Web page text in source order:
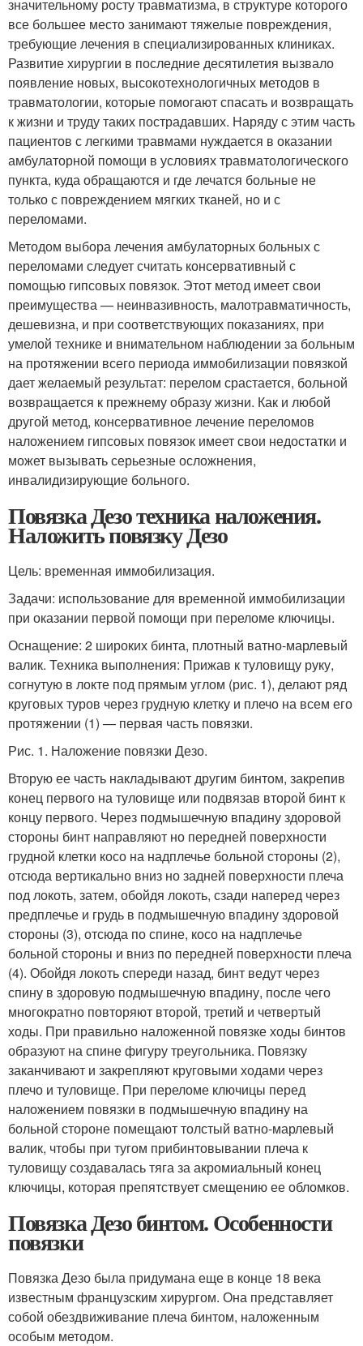
значительному росту травматизма, в структуре которого
все большее место занимают тяжелые повреждения,
требующие лечения в специализированных клиниках.
Развитие хирургии в последние десятилетия вызвало
появление новых, высокотехнологичных методов в
травматологии, которые помогают спасать и возвращать
к жизни и труду таких пострадавших. Наряду с этим часть
пациентов с легкими травмами нуждается в оказании
амбулаторной помощи в условиях травматологического
пункта, куда обращаются и где лечатся больные не
только с повреждением мягких тканей, но и с
переломами.
Методом выбора лечения амбулаторных больных с
переломами следует считать консервативный с
помощью гипсовых повязок. Этот метод имеет свои
преимущества — неинвазивность, малотравматичность,
дешевизна, и при соответствующих показаниях, при
умелой технике и внимательном наблюдении за больным
на протяжении всего периода иммобилизации повязкой
дает желаемый результат: перелом срастается, больной
возвращается к прежнему образу жизни. Как и любой
другой метод, консервативное лечение переломов
наложением гипсовых повязок имеет свои недостатки и
может вызывать серьезные осложнения,
инвалидизирующие больного.
Повязка Дезо техника наложения.
Наложить повязку Дезо
Цель: временная иммобилизация.
Задачи: использование для временной иммобилизации
при оказании первой помощи при переломе ключицы.
Оснащение: 2 широких бинта, плотный ватно-марлевый
валик. Техника выполнения: Прижав к туловищу руку,
согнутую в локте под прямым углом (рис. 1), делают ряд
круговых туров через грудную клетку и плечо на всем его
протяжении (1) — первая часть повязки.
Рис. 1. Наложение повязки Дезо.
Вторую ее часть накладывают другим бинтом, закрепив
конец первого на туловище или подвязав второй бинт к
концу первого. Через подмышечную впадину здоровой
стороны бинт направляют но передней поверхности
грудной клетки косо на надплечье больной стороны (2),
отсюда вертикально вниз но задней поверхности плеча
под локоть, затем, обойдя локоть, сзади наперед через
предплечье и грудь в подмышечную впадину здоровой
стороны (3), отсюда по спине, косо на надплечье
больной стороны и вниз по передней поверхности плеча
(4). Обойдя локоть спереди назад, бинт ведут через
спину в здоровую подмышечную впадину, после чего
многократно повторяют второй, третий и четвертый
ходы. При правильно наложенной повязке ходы бинтов
образуют на спине фигуру треугольника. Повязку
заканчивают и закрепляют круговыми ходами через
плечо и туловище. При переломе ключицы перед
наложением повязки в подмышечную впадину на
больной стороне помещают толстый ватно-марлевый
валик, чтобы при тугом прибинтовывании плеча к
туловищу создавалась тяга за акромиальный конец
ключицы, которая препятствует смещению ее обломков.
Повязка Дезо бинтом. Особенности
повязки
Повязка Дезо была придумана еще в конце 18 века
известным французским хирургом. Она представляет
собой обездвиживание плеча бинтом, наложенным
особым методом.